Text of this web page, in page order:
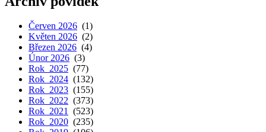
Červen 2026 (1)
Květen 2026 (2)
Březen 2026 (4)
Únor 2026 (3)
Rok 2025 (77)
Rok 2024 (132)
Rok 2023 (155)
Rok 2022 (373)
Rok 2021 (523)
Rok 2020 (235)